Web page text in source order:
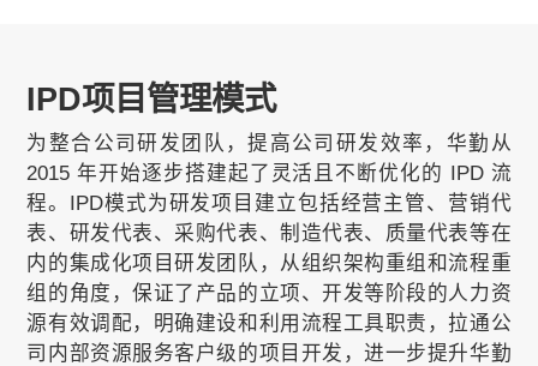
决方案。通过优化风扇技术、改进均温板设
计，实现设备稳定运行，降低运行温度。同
时适配数据基础设施、AI设备等场景，兼顾散
热效率与节能需求，保障设备长期稳定运
行。
4. 创新工艺
聚焦产品工艺升级，解决行业核心痛点，提
升产品品质与使用体验。通过优化生产工
艺、创新材料应用，实现产品外观与性能的
IPD项目管理模式
为整合公司研发团队，提高公司研发效率，华勤从
2015 年开始逐步搭建起了灵活且不断优化的 IPD 流
程。IPD模式为研发项目建立包括经营主管、营销代
表、研发代表、采购代表、制造代表、质量代表等在
内的集成化项目研发团队，从组织架构重组和流程重
组的角度，保证了产品的立项、开发等阶段的人力资
源有效调配，明确建设和利用流程工具职责，拉通公
司内部资源服务客户级的项目开发，进一步提升华勤